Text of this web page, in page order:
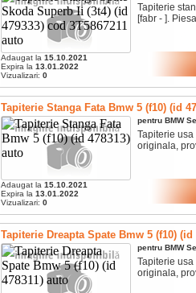
Adaugat la 15.10.2021
Expira la 13.01.2022
Vizualizari: 0
Tapiterie
[fabr - ].
Tapiterie Stanga Fata Bmw 5 (f10) (id
Adaugat la 15.10.2021
Expira la 13.01.2022
Vizualizari: 0
pentru BMW
Tapiterie usa
originala,
Tapiterie Dreapta Spate Bmw 5 (f10) (id
pentru BMW
Tapiterie
originala,